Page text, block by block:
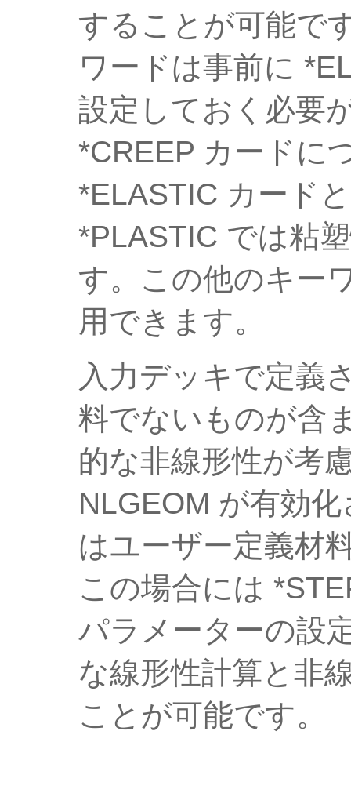
することが可能で
ワードは事前に
設定しておく必要
*CREEP カードに
*ELASTIC カード
*PLASTIC では粘
す。この他のキー
用できます。
入力デッキで定義
料でないものが含
的な非線形性が考
NLGEOM が有効
はユーザー定義材
この場合には
パラメーターの設
な線形性計算と非
ことが可能です。